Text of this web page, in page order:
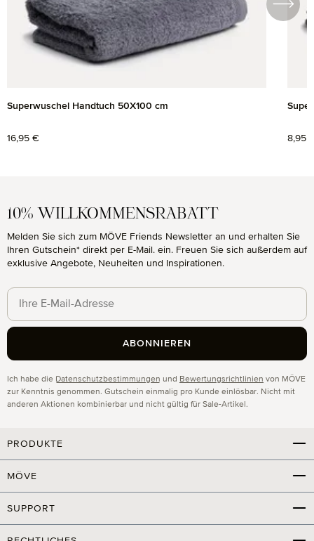
Superwuschel Handtuch 50X100 cm
Regulärer Preis:
16,95 € 8,95
10% WILLKOMMENSRABATT
Melden Sie sich zum MÖVE Friends Newsletter an und erhalten Sie
Ihren Gutschein* direkt per E-Mail. ein. Freuen Sie sich außerdem auf
exklusive Angebote, Neuheiten und Inspirationen.
Ich habe die Datenschutzbestimmungen und Bewertungsrichtlinien von MÖVE
zur Kenntnis genommen. Gutschein einmalig pro Kunde einlösbar. Nicht mit
anderen Aktionen kombinierbar und nicht gültig für Sale-Artikel.
ABONNIEREN
PRODUKTE
MÖVE
SUPPORT